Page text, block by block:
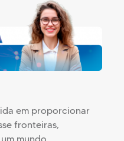
em proporcionar
fronteiras,